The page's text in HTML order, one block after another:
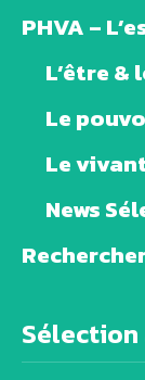
PHVA –
L’être &
Le
Le
News
Sélection